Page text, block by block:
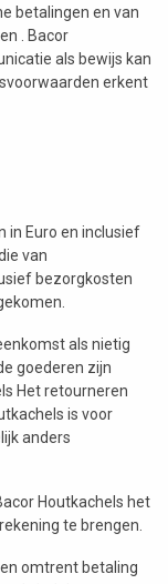
betalingen en van
. Bacor
als bewijs kan
erkent
in Euro en inclusief
van
bezorgkosten
als nietig
goederen zijn
Het retourneren
is voor
anders
Houtkachels het
te brengen.
omtrent betaling